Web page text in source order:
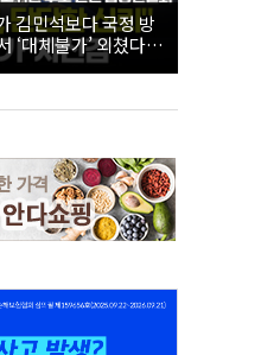
김민석보다 국정 방
‘대체불가’ 외쳤다 |
대표·최고위원 후